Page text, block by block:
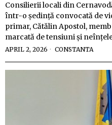
Consilierii locali din
într-o ședință convocată de
primar, Cătălin Apostol,
marcată de tensiuni și
APRIL 2, 2026 CONSTANTA